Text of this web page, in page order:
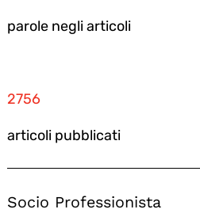
parole negli articoli
2756
articoli pubblicati
Socio Professionista